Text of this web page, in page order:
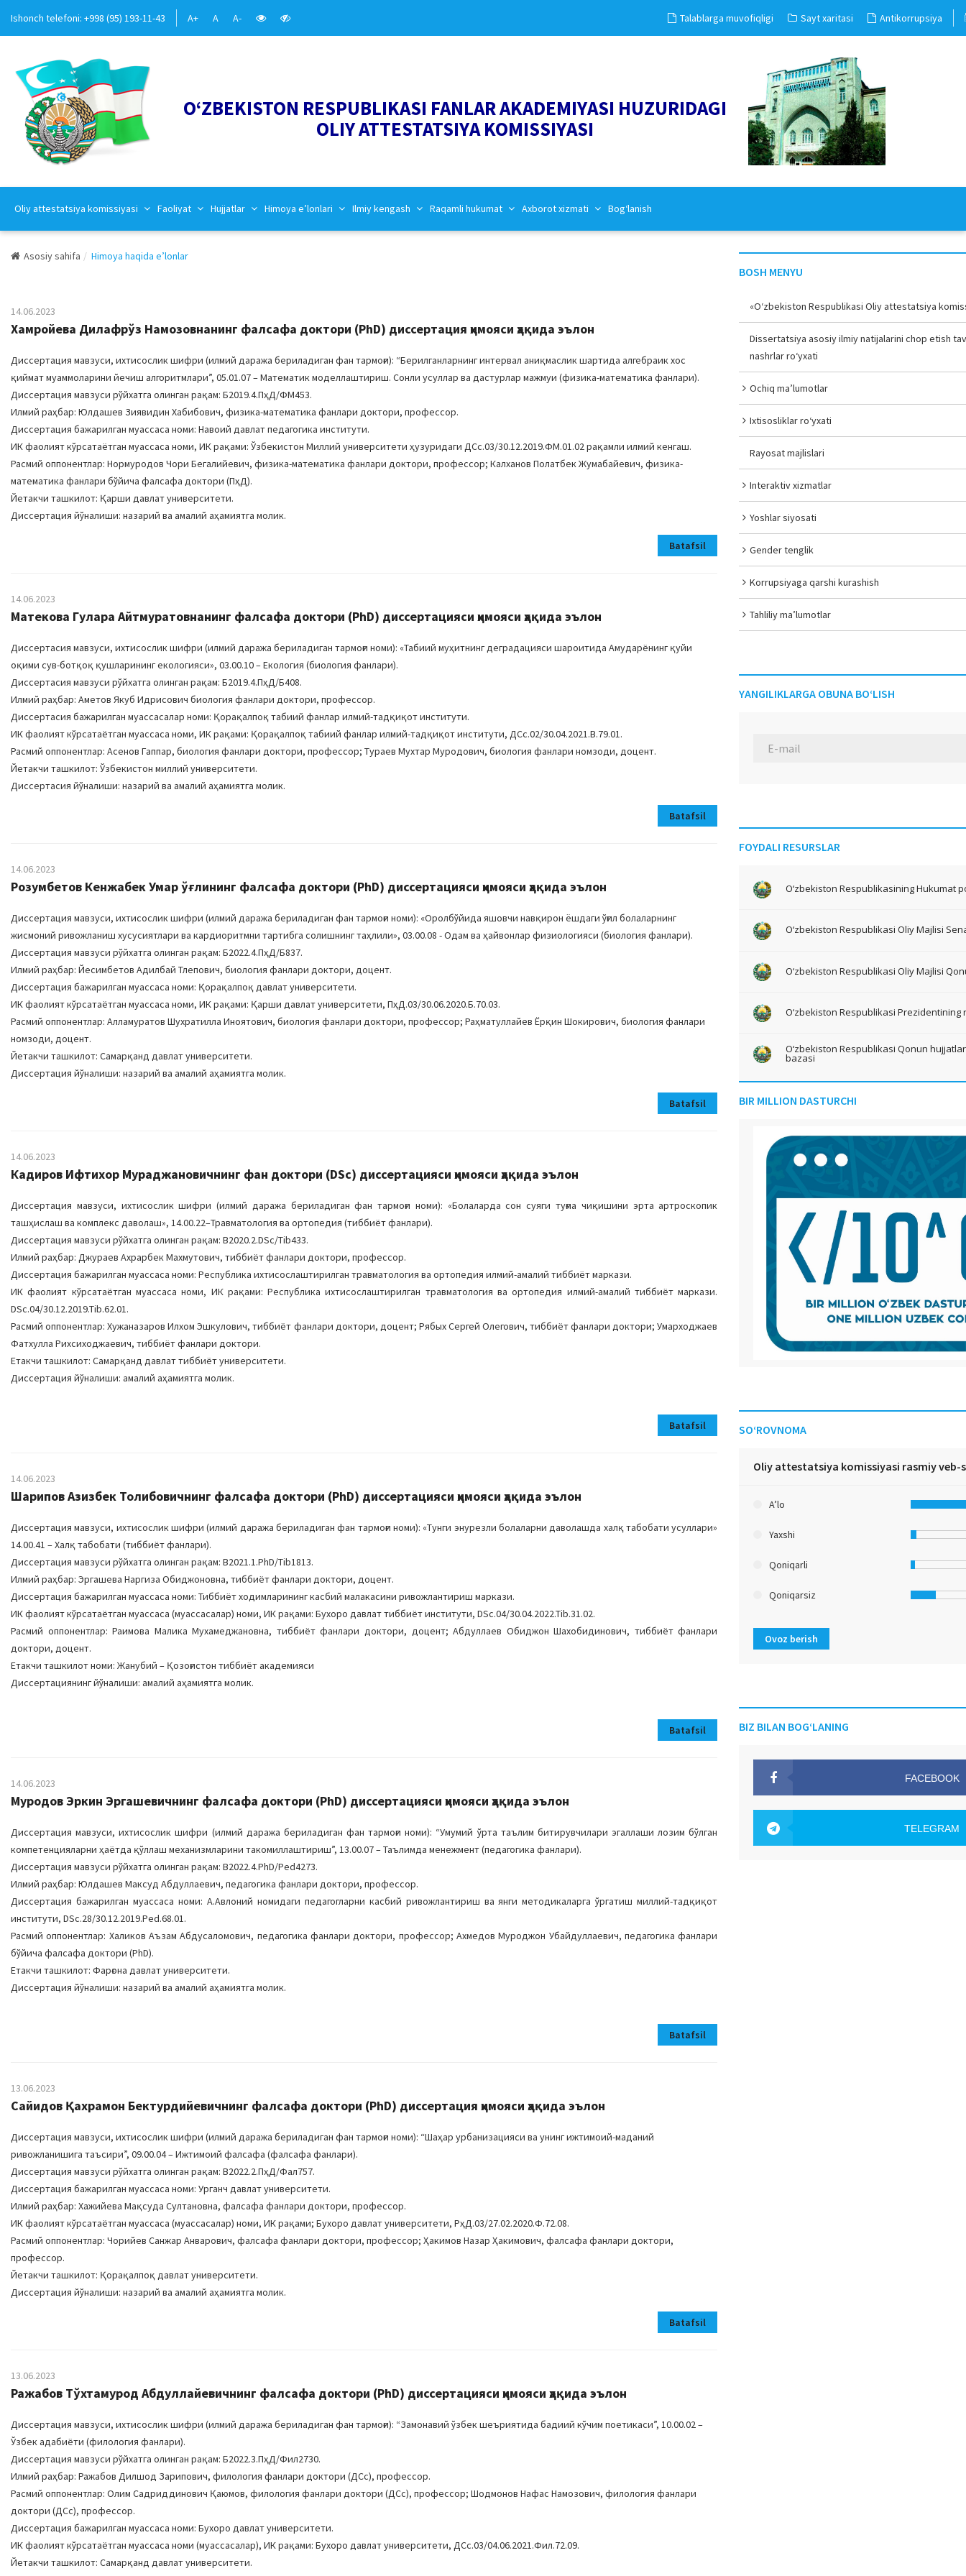
Ishonch telefoni: +998 (95) 193-11-43 A+ A A- Talablarga muvofiqligi Sayt xaritasi Antikorrupsiya
O‘ZBEKISTON RESPUBLIKASI FANLAR AKADEMIYASI HUZURIDAGI
OLIY ATTESTATSIYA KOMISSIYASI
Oliy attestatsiya komissiyasi Faoliyat Hujjatlar Himoya e’lonlari Ilmiy kengash Raqamli hukumat Axborot xizmati Bog‘lanish
Asosiy sahifa Himoya haqida e’lonlar
14.06.2023
Хамройева Дилафрўз Намозовнанинг фалсафа доктори (PhD) диссертация ҳимояси ҳақида эълон
Диссертация мавзуси, ихтисослик шифри (илмий даража бериладиган фан тармоғи): “Берилганларнинг интервал аниқмаслик шартида алгебраик хос
қиймат муаммоларини йечиш алгоритмлари”, 05.01.07 – Математик моделлаштириш. Сонли усуллар ва дастурлар мажмуи (физика-математика фанлари).
Диссертация мавзуси рўйхатга олинган рақам: Б2019.4.ПҳД/ФМ453.
Илмий раҳбар: Юлдашев Зиявидин Хабибович, физика-математика фанлари доктори, профессор.
Диссертация бажарилган муассаса номи: Навоий давлат педагогика институти.
ИК фаолият кўрсатаётган муассаса номи, ИК рақами: Ўзбекистон Миллий университети ҳузуридаги ДСc.03/30.12.2019.ФМ.01.02 рақамли илмий кенгаш.
Расмий оппонентлар: Нормуродов Чори Бегалийевич, физика-математика фанлари доктори, профессор; Калханов Полатбек Жумабайевич, физика-
математика фанлари бўйича фалсафа доктори (ПҳД).
Йетакчи ташкилот: Қарши давлат университети.
Диссертация йўналиши: назарий ва амалий аҳамиятга молик.
Batafsil
14.06.2023
Матекова Гулара Aйтмуратовнанинг фалсафа доктори (PhD) диссертацияси ҳимояси ҳақида эълон
Диссертасия мавзуси, ихтисослик шифри (илмий даража бериладиган тармоғи номи): «Табиий муҳитнинг деградацияси шароитида Aмударёнинг қуйи
оқими сув-ботқоқ қушларининг екологияси», 03.00.10 – Екология (биология фанлари).
Диссертасия мавзуси рўйхатга олинган рақам: Б2019.4.ПҳД/Б408.
Илмий раҳбар: Aметов Якуб Идрисович биология фанлари доктори, профессор.
Диссертасия бажарилган муассасалар номи: Қорақалпоқ табиий фанлар илмий-тадқиқот институти.
ИК фаолият кўрсатаётган муассаса номи, ИК рақами: Қорақалпоқ табиий фанлар илмий-тадқиқот институти, ДСc.02/30.04.2021.В.79.01.
Расмий оппонентлар: Aсенов Гаппар, биология фанлари доктори, профессор; Тураев Мухтар Муродович, биология фанлари номзоди, доцент.
Йетакчи ташкилот: Ўзбекистон миллий университети.
Диссертасия йўналиши: назарий ва амалий аҳамиятга молик.
Batafsil
14.06.2023
Розумбетов Кенжабек Умар ўғлининг фалсафа доктори (PhD) диссертацияси ҳимояси ҳақида эълон
Диссертация мавзуси, ихтисослик шифри (илмий даража бериладиган фан тармоғи номи): «Оролбўйида яшовчи навқирон ëшдаги ўғил болаларнинг
жисмоний ривожланиш хусусиятлари ва кардиоритмни тартибга солишнинг таҳлили», 03.00.08 - Одам ва ҳайвонлар физиологияси (биология фанлари).
Диссертация мавзуси рўйхатга олинган рақам: Б2022.4.ПҳД/Б837.
Илмий раҳбар: Йесимбетов Aдилбай Тлепович, биология фанлари доктори, доцент.
Диссертация бажарилган муассаса номи: Қорақалпоқ давлат университети.
ИК фаолият кўрсатаётган муассаса номи, ИК рақами: Қарши давлат университети, ПҳД.03/30.06.2020.Б.70.03.
Расмий оппонентлар: Aлламуратов Шухратилла Иноятович, биология фанлари доктори, профессор; Раҳматуллайев Ёрқин Шокирович, биология фанлари
номзоди, доцент.
Йетакчи ташкилот: Самарқанд давлат университети.
Диссертация йўналиши: назарий ва амалий аҳамиятга молик.
Batafsil
14.06.2023
Кадиров Ифтихор Мураджановичнинг фан доктори (DSc) диссертацияси ҳимояси ҳақида эълон
Диссертация мавзуси, ихтисослик шифри (илмий даража бериладиган фан тармоғи номи): «Болаларда сон суяги туғма чиқишини эрта артроскопик
ташҳислаш ва комплекс даволаш», 14.00.22–Травматология ва ортопедия (тиббиёт фанлари).
Диссертация мавзуси рўйхатга олинган рақам: В2020.2.DSc/Tib433.
Илмий раҳбар: Джураев Ахрарбек Махмутович, тиббиёт фанлари доктори, профессор.
Диссертация бажарилган муассаса номи: Республика ихтисослаштирилган травматология ва ортопедия илмий-амалий тиббиёт маркази.
ИК фаолият кўрсатаётган муассаса номи, ИК рақами: Республика ихтисослаштирилган травматология ва ортопедия илмий-амалий тиббиёт маркази.
DSc.04/30.12.2019.Tib.62.01.
Расмий оппонентлар: Хужаназаров Илхом Эшкулович, тиббиёт фанлари доктори, доцент; Рябых Сергей Олегович, тиббиёт фанлари доктори; Умарходжаев
Фатхулла Рихсиходжаевич, тиббиёт фанлари доктори.
Етакчи ташкилот: Самарқанд давлат тиббиёт университети.
Диссертация йўналиши: амалий аҳамиятга молик.
Batafsil
14.06.2023
Шарипов Азизбек Толибовичнинг фалсафа доктори (PhD) диссертацияси ҳимояси ҳақида эълон
Диссертация мавзуси, ихтисослик шифри (илмий даража бериладиган фан тармоғи номи): «Тунги энурезли болаларни даволашда халқ табобати усуллари»
14.00.41 – Халқ табобати (тиббиёт фанлари).
Диссертация мавзуси рўйхатга олинган рақам: В2021.1.PhD/Tib1813.
Илмий раҳбар: Эргашева Наргиза Обиджоновна, тиббиёт фанлари доктори, доцент.
Диссертация бажарилган муассаса номи: Тиббиёт ходимларининг касбий малакасини ривожлантириш маркази.
ИК фаолият кўрсатаётган муассаса (муассасалар) номи, ИК рақами: Бухоро давлат тиббиёт институти, DSc.04/30.04.2022.Tib.31.02.
Расмий оппонентлар: Раимова Малика Мухамеджановна, тиббиёт фанлари доктори, доцент; Абдуллаев Обиджон Шахобидинович, тиббиёт фанлари
доктори, доцент.
Етакчи ташкилот номи: Жанубий – Қозоғистон тиббиёт академияси
Диссертациянинг йўналиши: амалий аҳамиятга молик.
Batafsil
14.06.2023
Муродов Эркин Эргашевичнинг фалсафа доктори (РhD) диссертацияси ҳимояси ҳақида эълон
Диссертация мавзуси, ихтисослик шифри (илмий даража бериладиган фан тармоғи номи): “Умумий ўрта таълим битирувчилари эгаллаши лозим бўлган
компетенцияларни ҳаётда қўллаш механизмларини такомиллаштириш”, 13.00.07 – Таълимда менежмент (педагогика фанлари).
Диссертация мавзуси рўйхатга олинган рақам: В2022.4.PhD/Ped4273.
Илмий раҳбар: Юлдашев Максуд Абдуллаевич, педагогика фанлари доктори, профессор.
Диссертация бажарилган муассаса номи: А.Авлоний номидаги педагогларни касбий ривожлантириш ва янги методикаларга ўргатиш миллий-тадқиқот
институти, DSc.28/30.12.2019.Ped.68.01.
Расмий оппонентлар: Халиков Аъзам Абдусаломович, педагогика фанлари доктори, профессор; Ахмедов Муроджон Убайдуллаевич, педагогика фанлари
бўйича фалсафа доктори (PhD).
Етакчи ташкилот: Фарғона давлат университети.
Диссертация йўналиши: назарий ва амалий аҳамиятга молик.
Batafsil
13.06.2023
Сайидов Қахрамон Бектурдийевичнинг фалсафа доктори (PhD) диссертация ҳимояси ҳақида эълон
Диссертация мавзуси, ихтисослик шифри (илмий даража бериладиган фан тармоғи номи): “Шаҳар урбанизацияси ва унинг ижтимоий-маданий
ривожланишига таъсири”, 09.00.04 – Ижтимоий фалсафа (фалсафа фанлари).
Диссертация мавзуси рўйхатга олинган рақам: В2022.2.ПҳД/Фал757.
Диссертация бажарилган муассаса номи: Урганч давлат университети.
Илмий раҳбар: Хажийева Мақсуда Султановна, фалсафа фанлари доктори, профессор.
ИК фаолият кўрсатаётган муассаса (муассасалар) номи, ИК рақами; Бухоро давлат университети, РҳД.03/27.02.2020.Ф.72.08.
Расмий оппонентлар: Чорийев Санжар Aнварович, фалсафа фанлари доктори, профессор; Ҳакимов Назар Ҳакимович, фалсафа фанлари доктори,
профессор.
Йетакчи ташкилот: Қорақалпоқ давлат университети.
Диссертация йўналиши: назарий ва амалий аҳамиятга молик.
Batafsil
13.06.2023
Ражабов Тўхтамурод Aбдуллайевичнинг фалсафа доктори (PhD) диссертацияси ҳимояси ҳақида эълон
Диссертация мавзуси, ихтисослик шифри (илмий даража бериладиган фан тармоғи): “Замонавий ўзбек шеъриятида бадиий кўчим поетикаси”, 10.00.02 –
Ўзбек адабиёти (филология фанлари).
Диссертация мавзуси рўйхатга олинган рақам: Б2022.3.ПҳД/Фил2730.
Илмий раҳбар: Ражабов Дилшод Зарипович, филология фанлари доктори (ДСc), профессор.
Расмий оппонентлар: Олим Садриддинович Қаюмов, филология фанлари доктори (ДСc), профессор; Шодмонов Нафас Намозович, филология фанлари
доктори (ДСc), профессор.
Диссертация бажарилган муассаса номи: Бухоро давлат университети.
ИК фаолият кўрсатаётган муассаса номи (муассасалар), ИК рақами: Бухоро давлат университети, ДСс.03/04.06.2021.Фил.72.09.
Йетакчи ташкилот: Самарқанд давлат университети.
BOSH MENYU
«O‘zbekiston Respublikasi Oliy attestatsiya
Dissertatsiya asosiy ilmiy natijalarini chop etish
nashrlar ro‘yxati
Ochiq ma’lumotlar
Ixtisosliklar ro‘yxati
Rayosat majlislari
Interaktiv xizmatlar
Yoshlar siyosati
Gender tenglik
Korrupsiyaga qarshi kurashish
Tahliliy ma’lumotlar
YANGILIKLARGA OBUNA BO‘LISH
FOYDALI RESURSLAR
O‘zbekiston Respublikasining Hukumat
O‘zbekiston Respublikasi Oliy Majlisi
O‘zbekiston Respublikasi Oliy Majlisi
O‘zbekiston Respublikasi Prezidentining
O‘zbekiston Respublikasi Qonun
bazasi
BIR MILLION DASTURCHI
SO‘ROVNOMA
Oliy attestatsiya komissiyasi rasmiy
A’lo
Yaxshi
Qoniqarli
Qoniqarsiz
Ovoz berish
BIZ BILAN BOG‘LANING
FACEBOOK
TELEGRAM